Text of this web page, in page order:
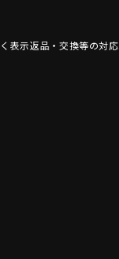
表示返品・交換等の対